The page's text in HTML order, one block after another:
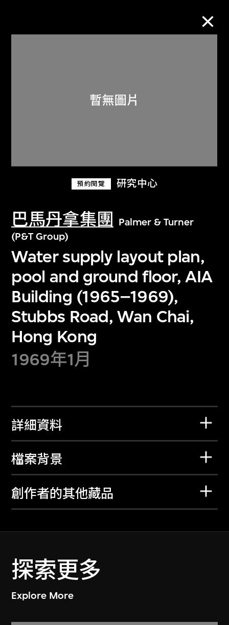
預約閱覽 研究中心
巴馬丹拿集團
Palmer & Turner
(P&T Group)
Water supply layout plan,
pool and ground floor, AIA
Building (1965–1969),
Stubbs Road, Wan Chai,
Hong Kong
1969年1月
詳細資料
檔案背景
創作者的其他藏品
探索更多
Explore More
關於M+藏品
探索世界頂級的二十及二十一世紀視覺
文化藏品。